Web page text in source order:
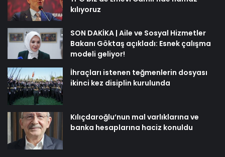
kılıyoruz
SON DAKİKA | Aile ve Sosyal Hizmetler
Bakanı Göktaş açıkladı: Esnek çalışma
modeli geliyor!
İhraçları istenen teğmenlerin dosyası
ikinci kez disiplin kurulunda
Kılıçdaroğlu’nun mal varlıklarına ve
banka hesaplarına haciz konuldu